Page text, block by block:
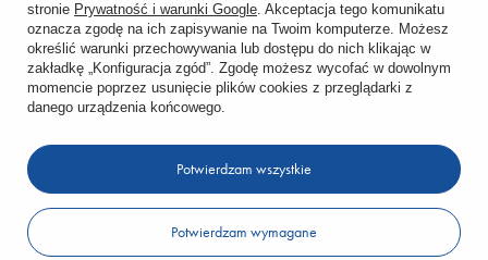
Chcę wymienić towar
KONTO
KONTAKT
stronie Prywatność i warunki Google. Akceptacja tego komunikatu
oznacza zgodę na ich zapisywanie na Twoim komputerze. Możesz
określić warunki przechowywania lub dostępu do nich klikając w
zakładkę „Konfiguracja zgód”. Zgodę możesz wycofać w dowolnym
momencie poprzez usunięcie plików cookies z przeglądarki z
danego urządzenia końcowego.
Potwierdzam wymagane
Potwierdzam wszystkie